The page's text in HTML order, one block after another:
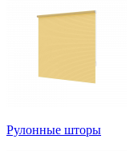
Рулонные шторы